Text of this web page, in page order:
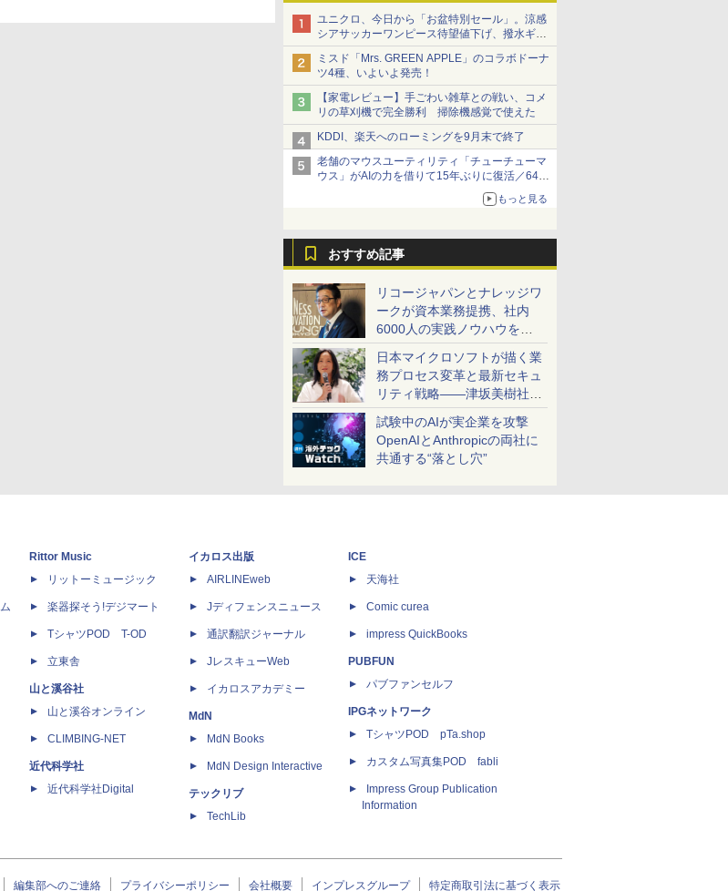
ユニクロ、今日から「お盆特別セール」。涼感
シアサッカーワンピース待望値下げ、撥水ギア
ショーツは1990円に
ミスド「Mrs. GREEN APPLE」のコラボドーナ
ツ4種、いよいよ発売！
【家電レビュー】手ごわい雑草との戦い、コメ
リの草刈機で完全勝利 掃除機感覚で使えた
KDDI、楽天へのローミングを9月末で終了
老舗のマウスユーティリティ「チューチューマ
ウス」がAIの力を借りて15年ぶりに復活／64bit
化、Windows 10/11、「Chrome」も走り回
る。復活記念で2026年末まで500円
もっと見る
おすすめ記事
リコージャパンとナレッジワ
ークが資本業務提携、社内
6000人の実践ノウハウを生
かした「AI商談記録 for
RICOH」を展開へ
日本マイクロソフトが描く業
務プロセス変革と最新セキュ
リティ戦略――津坂美樹社長
が2027年度戦略を説明
試験中のAIが実企業を攻撃
OpenAIとAnthropicの両社に
共通する“落とし穴”
Rittor Music
リットーミュージック
楽器探そう!デジマート
TシャツPOD T-OD
立東舎
山と溪谷社
山と溪谷オンライン
CLIMBING-NET
近代科学社
近代科学社Digital
イカロス出版
AIRLINEweb
Jディフェンスニュース
通訳翻訳ジャーナル
JレスキューWeb
イカロスアカデミー
MdN
MdN Books
MdN Design Interactive
テックリブ
TechLib
ICE
天海社
Comic curea
impress QuickBooks
PUBFUN
パブファンセルフ
IPGネットワーク
TシャツPOD pTa.shop
カスタム写真集POD fabli
Impress Group Publication
Information
編集部へのご連絡 プライバシーポリシー 会社概要 インプレスグループ 特定商取引法に基づく表示